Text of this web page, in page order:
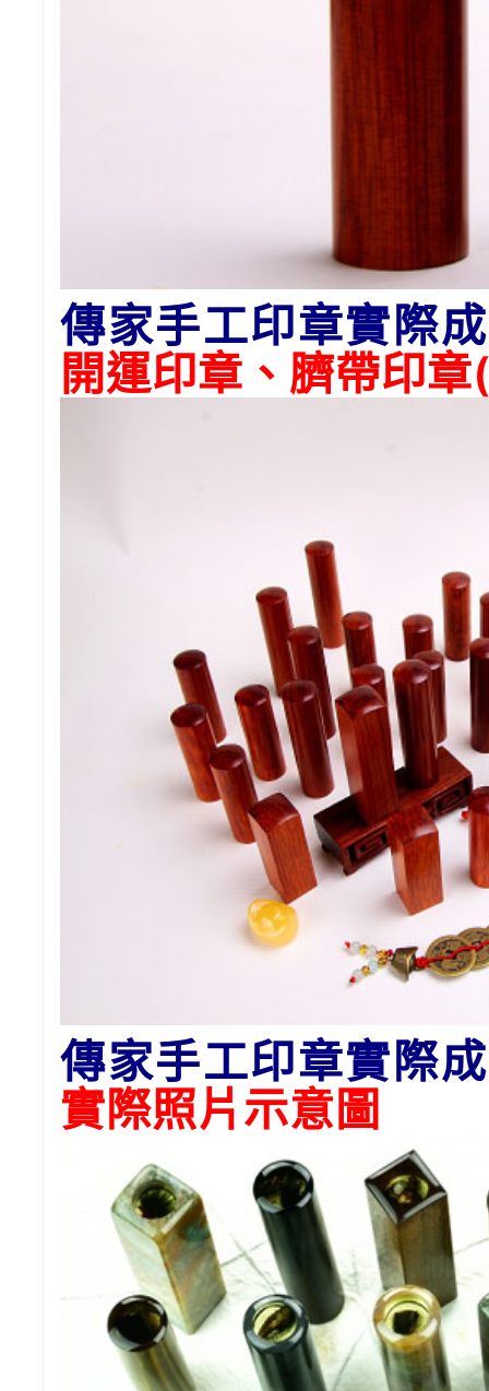
傳家手工印章實際
開運印章、臍帶印
傳家手工印章實際
實際照片示意圖